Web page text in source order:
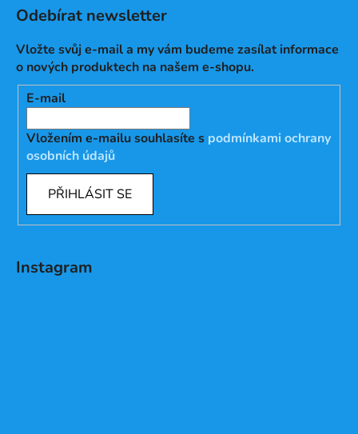
Odebírat newsletter
Vložte svůj e-mail a my vám budeme zasílat informace
o nových produktech na našem e-shopu.
E-mail
Vložením e-mailu souhlasíte s podmínkami ochrany
osobních údajů
PŘIHLÁSIT SE
Instagram